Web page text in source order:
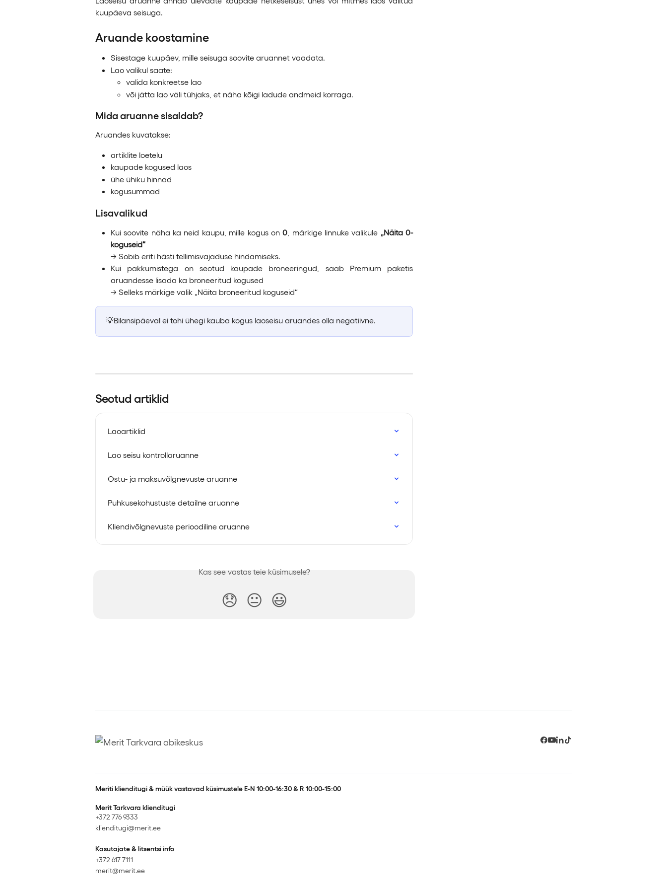
kuupäeva seisuga.
Aruande koostamine
Sisestage kuupäev, mille seisuga soovite aruannet vaadata.
Lao valikul saate:
valida konkreetse lao
või jätta lao väli tühjaks, et näha kõigi ladude andmeid korraga.
Mida aruanne sisaldab?
Aruandes kuvatakse:
artiklite loetelu
kaupade kogused laos
ühe ühiku hinnad
kogusummad
Lisavalikud
Kui soovite näha ka neid kaupu, mille kogus on0 , märkige linnuke valikule „Näita 0-
koguseid“
→ Sobib eriti hästi tellimisvajaduse hindamiseks.
Kui pakkumistega on seotud kaupade broneeringud, saab Premium paketis
aruandesse lisada ka broneeritud kogused
→ Selleks märkige valik „Näita broneeritud koguseid“
💡Bilansipäeval ei tohi ühegi kauba kogus laoseisu aruandes olla negatiivne.
Seotud artiklid
Laoartiklid
Lao seisu kontrollaruanne
Ostu- ja maksuvõlgnevuste aruanne
Puhkusekohustuste detailne aruanne
Kliendivõlgnevuste perioodiline aruanne
Kas see vastas teie küsimusele?
😞 😐 😃
Meriti klienditugi & müük vastavad küsimustele E-N 10:00-16:30 & R 10:00-15:00
Merit Tarkvara klienditugi
+372 776 9333
klienditugi@merit.ee
Kasutajate & litsentsi info
+372 617 7111
merit@merit.ee